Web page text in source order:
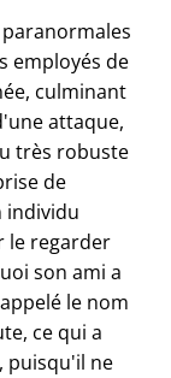
employés de
culminant
attaque,
très robuste
de
individu
le regarder
son ami a
le nom
ce qui a
puisqu'il ne